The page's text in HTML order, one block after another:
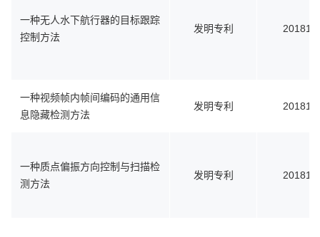
一种无人水下航行器的目标跟踪
控制方法
发明专利
一种视频帧内帧间编码的通用信
息隐藏检测方法
发明专利
一种质点偏振方向控制与扫描检
测方法
发明专利